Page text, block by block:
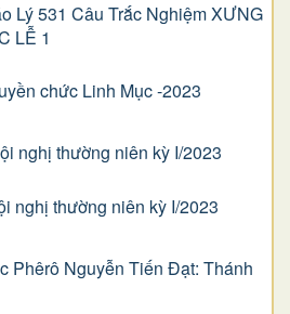
Lý 531 Câu Trắc Nghiệm XƯNG
LỄ 1
chức Linh Mục -2023
nghị thường niên kỳ I/2023
nghị thường niên kỳ I/2023
Phêrô Nguyễn Tiến Đạt: Thánh